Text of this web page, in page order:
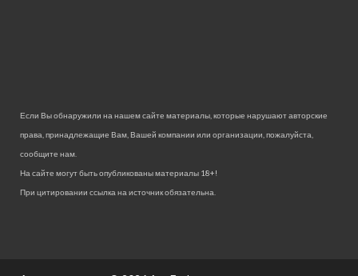
Если Вы обнаружили на нашем сайте материалы, которые нарушают авторские
права, принадлежащие Вам, Вашей компании или организации, пожалуйста,
сообщите нам.
На сайте могут быть опубликованы материалы 18+!
При цитировании ссылка на источник обязательна.